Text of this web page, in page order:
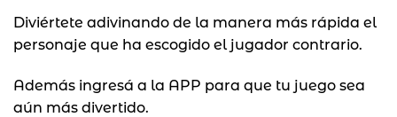
Diviértete adivinando de la manera más rápida el
personaje que ha escogido el jugador contrario.
Además ingresá a la APP para que tu juego sea
aún más divertido.